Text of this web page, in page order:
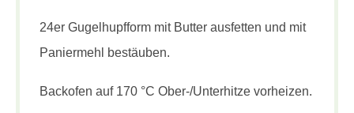
24er Gugelhupfform mit Butter ausfetten und mit
Paniermehl bestäuben.
Backofen auf 170 °C Ober-/Unterhitze vorheizen.